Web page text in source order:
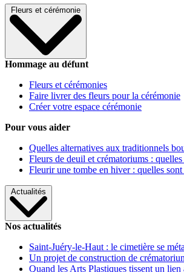
Fleurs et cérémonie
Hommage au défunt
Fleurs et cérémonies
Faire livrer des fleurs pour la cérémonie
Créer votre espace cérémonie
Pour vous aider
Quelles alternatives aux traditionnels
Fleurs de deuil et crématoriums :
Fleurir une tombe en hiver : quelles
Actualités
Nos actualités
Saint-Juéry-le-Haut : le cimetière se
Un projet de construction de
Quand les Arts Plastiques tissent un